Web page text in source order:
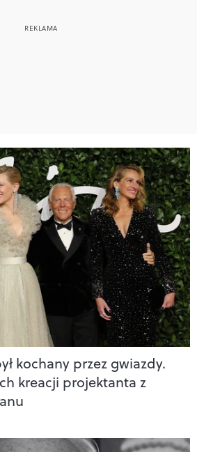
kochany przez gwiazdy.
kreacji projektanta z